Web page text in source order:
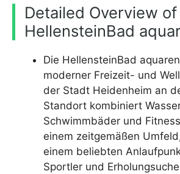
Detailed Overview of
HellensteinBad
Die HellensteinBad
moderner Freizeit- und
der Stadt Heidenheim an
Standort kombiniert
Schwimmbäder und
einem zeitgemäßen
einem beliebten
Sportler und